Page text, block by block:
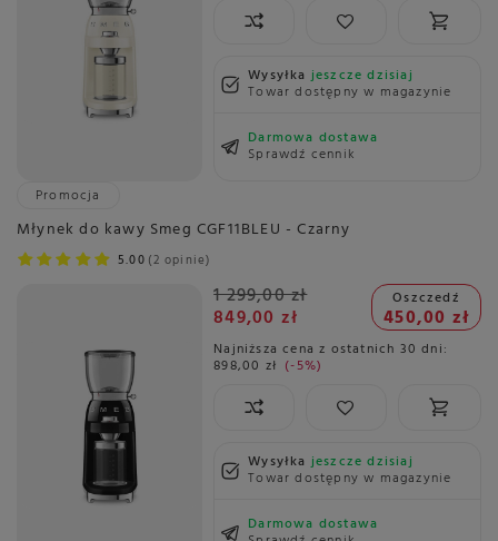
Wysyłkajeszcze dzisiaj
Towar dostępny w magazynie
Darmowa dostawa
Sprawdź cennik
Promocja
Młynek do kawy Smeg CGF11BLEU - Czarny
5.00 2 opinie
1 299,00 zł
849,00 zł
Oszczedź
450,00 zł
Najniższa cena z ostatnich 30 dni:
898,00 zł -5%
Wysyłkajeszcze dzisiaj
Towar dostępny w magazynie
Darmowa dostawa